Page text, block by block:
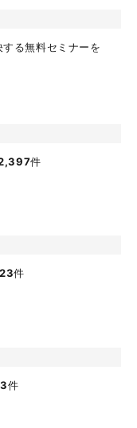
る無料セミナーを
件
件
件